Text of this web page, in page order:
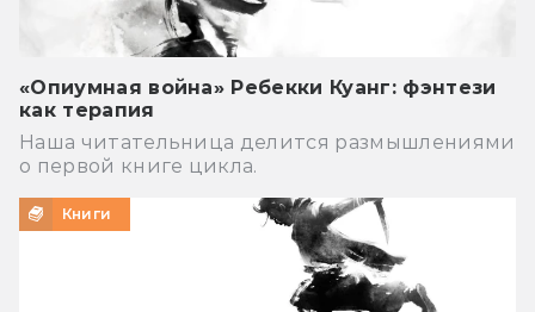
«Опиумная война» Ребекки Куанг: фэнтези
как терапия
Наша читательница делится размышлениями
о первой книге цикла.
Книги